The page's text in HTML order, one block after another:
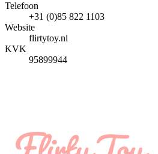
Telefoon
+31 (0)85 822 1103
Website
flirtytoy.nl
KVK
95899944